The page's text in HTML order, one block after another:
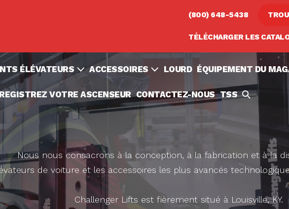
(800) 648-5438
TÉLÉCHARGER LES
ÉLÉVATEURS ACCESSOIRES LOURD ÉQUIPEMENT DU
VOTRE ASCENSEUR CONTACTEZ-NOUS TSS TOGGLE
Nous nous consacrons à la conception, à la fabrication et à la
de voiture et les accessoires les plus avancés
Challenger Lifts est fièrement situé à Louisville, KY.